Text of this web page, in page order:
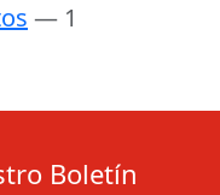
— 1
Boletín